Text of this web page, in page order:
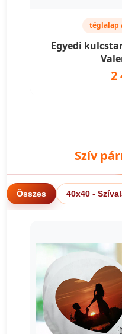
téglalap
Egyedi
2
Szív
Összes 40x40 -